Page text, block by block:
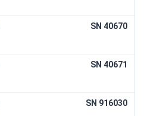
SN 40670
SN 40671
SN 916030